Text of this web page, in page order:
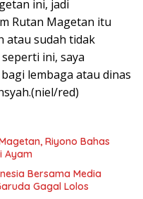
ini, jadi
Rutan Magetan itu
atau sudah tidak
ini, saya
lembaga atau dinas
red)
Riyono Bahas
Ayam
Bersama Media
Gagal Lolos